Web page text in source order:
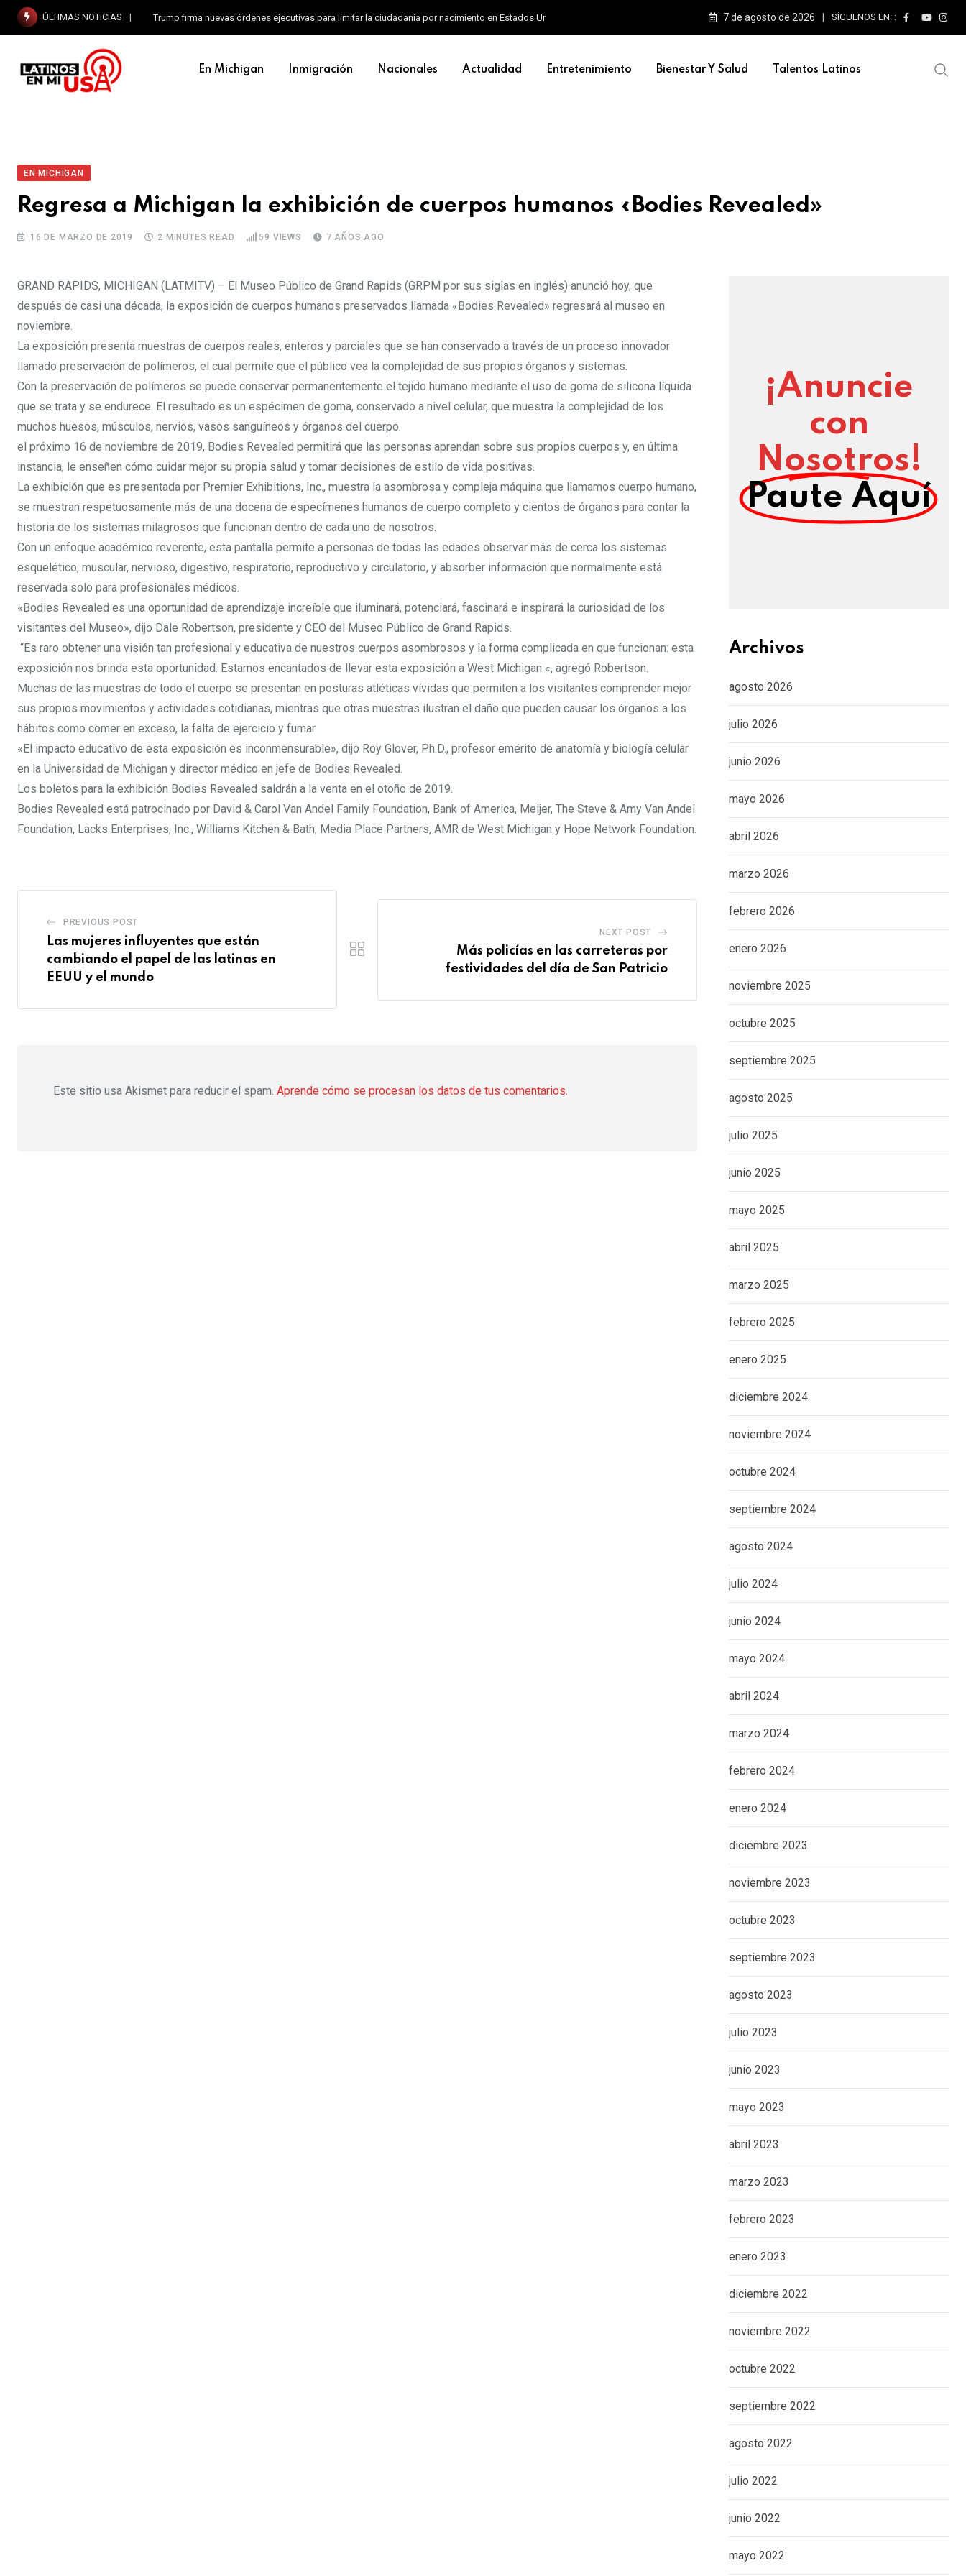
ÚLTIMAS NOTICIAS Trump firma nuevas órdenes ejecutivas para limitar la ciudadanía por nacimiento en Estados Unidos 7 de agosto de 2026 SÍGUENOS EN: :
En Michigan Inmigración Nacionales Actualidad Entretenimiento Bienestar Y Salud Talentos Latinos
EN MICHIGAN
Regresa a Michigan la exhibición de cuerpos humanos «Bodies Revealed»
16 DE MARZO DE 2019 2 MINUTES READ 59 VIEWS 7 AÑOS AGO
GRAND RAPIDS, MICHIGAN (LATMITV) – El Museo Público de Grand Rapids (GRPM por sus siglas en inglés) anunció hoy, que
después de casi una década, la exposición de cuerpos humanos preservados llamada «Bodies Revealed» regresará al museo en
noviembre.
La exposición presenta muestras de cuerpos reales, enteros y parciales que se han conservado a través de un proceso innovador
llamado preservación de polímeros, el cual permite que el público vea la complejidad de sus propios órganos y sistemas.
Con la preservación de polímeros se puede conservar permanentemente el tejido humano mediante el uso de goma de silicona líquida
que se trata y se endurece. El resultado es un espécimen de goma, conservado a nivel celular, que muestra la complejidad de los
muchos huesos, músculos, nervios, vasos sanguíneos y órganos del cuerpo.
el próximo 16 de noviembre de 2019, Bodies Revealed permitirá que las personas aprendan sobre sus propios cuerpos y, en última
instancia, le enseñen cómo cuidar mejor su propia salud y tomar decisiones de estilo de vida positivas.
La exhibición que es presentada por Premier Exhibitions, Inc., muestra la asombrosa y compleja máquina que llamamos cuerpo humano,
se muestran respetuosamente más de una docena de especímenes humanos de cuerpo completo y cientos de órganos para contar la
historia de los sistemas milagrosos que funcionan dentro de cada uno de nosotros.
Con un enfoque académico reverente, esta pantalla permite a personas de todas las edades observar más de cerca los sistemas
esquelético, muscular, nervioso, digestivo, respiratorio, reproductivo y circulatorio, y absorber información que normalmente está
reservada solo para profesionales médicos.
«Bodies Revealed es una oportunidad de aprendizaje increíble que iluminará, potenciará, fascinará e inspirará la curiosidad de los
visitantes del Museo», dijo Dale Robertson, presidente y CEO del Museo Público de Grand Rapids.
“Es raro obtener una visión tan profesional y educativa de nuestros cuerpos asombrosos y la forma complicada en que funcionan: esta
exposición nos brinda esta oportunidad. Estamos encantados de llevar esta exposición a West Michigan «, agregó Robertson.
Muchas de las muestras de todo el cuerpo se presentan en posturas atléticas vívidas que permiten a los visitantes comprender mejor
sus propios movimientos y actividades cotidianas, mientras que otras muestras ilustran el daño que pueden causar los órganos a los
hábitos como comer en exceso, la falta de ejercicio y fumar.
«El impacto educativo de esta exposición es inconmensurable», dijo Roy Glover, Ph.D., profesor emérito de anatomía y biología celular
en la Universidad de Michigan y director médico en jefe de Bodies Revealed.
Los boletos para la exhibición Bodies Revealed saldrán a la venta en el otoño de 2019.
Bodies Revealed está patrocinado por David & Carol Van Andel Family Foundation, Bank of America, Meijer, The Steve & Amy Van Andel
Foundation, Lacks Enterprises, Inc., Williams Kitchen & Bath, Media Place Partners, AMR de West Michigan y Hope Network Foundation.
PREVIOUS POST
Las mujeres influyentes que están
cambiando el papel de las latinas en
EEUU y el mundo
NEXT POST
Más policías en las carreteras por
festividades del día de San Patricio
Este sitio usa Akismet para reducir el spam. Aprende cómo se procesan los datos de tus comentarios.
¡Anuncie
con
Nosotros!
Paute Aquí
Archivos
agosto 2026
julio 2026
junio 2026
mayo 2026
abril 2026
marzo 2026
febrero 2026
enero 2026
noviembre 2025
octubre 2025
septiembre 2025
agosto 2025
julio 2025
junio 2025
mayo 2025
abril 2025
marzo 2025
febrero 2025
enero 2025
diciembre 2024
noviembre 2024
octubre 2024
septiembre 2024
agosto 2024
julio 2024
junio 2024
mayo 2024
abril 2024
marzo 2024
febrero 2024
enero 2024
diciembre 2023
noviembre 2023
octubre 2023
septiembre 2023
agosto 2023
julio 2023
junio 2023
mayo 2023
abril 2023
marzo 2023
febrero 2023
enero 2023
diciembre 2022
noviembre 2022
octubre 2022
septiembre 2022
agosto 2022
julio 2022
junio 2022
mayo 2022